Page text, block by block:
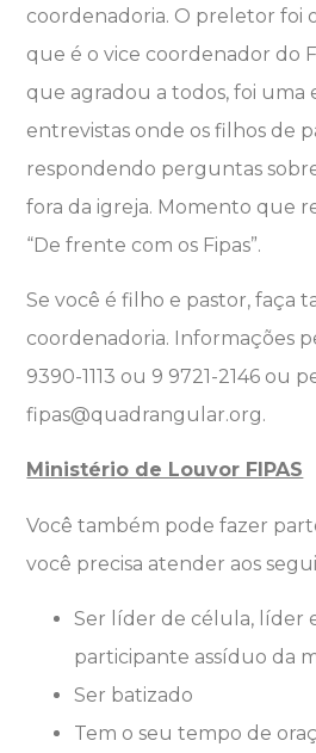
coordenadoria. O preletor foi
que é o vice coordenador do
que agradou a todos, foi uma
entrevistas onde os filhos de
respondendo perguntas
fora da igreja. Momento que
“De frente com os Fipas”.
Se você é filho e pastor, faça
coordenadoria. Informações
9390-1113 ou 9 9721-2146 ou
fipas@quadrangular.org.
Ministério de Louvor FIPAS
Você também pode fazer
você precisa atender aos
Ser líder de célula, líder
participante assíduo da
Ser batizado
Tem o seu tempo de